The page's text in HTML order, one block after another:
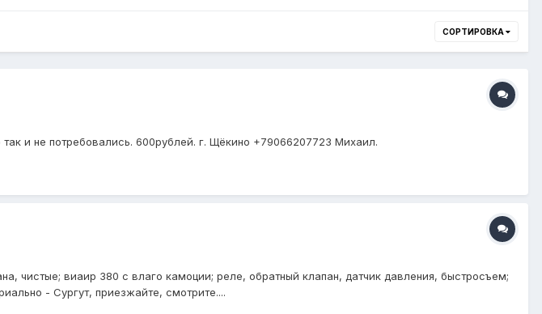
СОРТИРОВКА
и не потребовались. 600рублей. г. Щёкино +79066207723 Михаил.
чистые; виаир 380 с влаго камоции; реле, обратный клапан, датчик давления, быстросъем;
- Сургут, приезжайте, смотрите....